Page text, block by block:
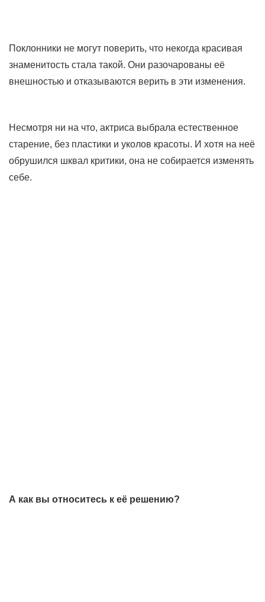
Поклонники не могут поверить, что некогда красивая
знаменитость стала такой. Они разочарованы её
внешностью и отказываются верить в эти изменения.
Несмотря ни на что, актриса выбрала естественное
старение, без пластики и уколов красоты. И хотя на неё
обрушился шквал критики, она не собирается изменять
себе.
А как вы относитесь к её решению?